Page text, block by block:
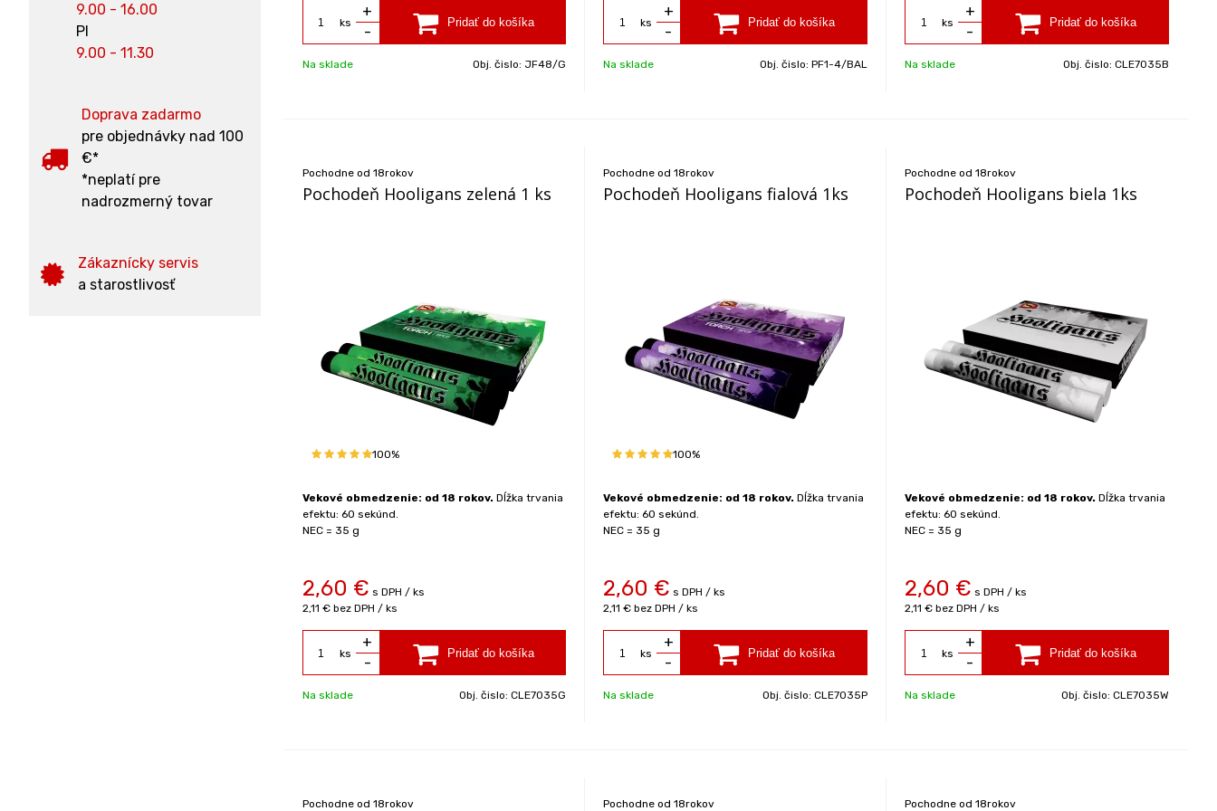
ks
+
-
Na sklade Obj. čislo: JF48/G
ks
+
-
Na sklade Obj. čislo:PF1-4/BAL
ks
+
-
Na sklade Obj. čislo: CLE7035B
Pochodne od 18rokov
Pochodeň Hooligans zelená 1 ks
100%
Vekové obmedzenie: od 18 rokov. Dĺžka trvania
efektu: 60 sekúnd.
NEC = 35 g
2,60 € s DPH / ks
2,11 € bez DPH / ks
ks
+
-
Na sklade Obj. čislo:CLE7035G
Pochodne od 18rokov
Pochodeň Hooligans fialová 1ks
100%
Vekové obmedzenie: od 18 rokov. Dĺžka trvania
efektu: 60 sekúnd.
NEC = 35 g
2,60 € s DPH / ks
2,11 € bez DPH / ks
ks
+
-
Na sklade Obj. čislo:CLE7035P
Pochodne od 18rokov
Pochodeň Hooligans biela 1ks
Vekové obmedzenie: od 18 rokov. Dĺžka trvania
efektu: 60 sekúnd.
NEC = 35 g
2,60 € s DPH / ks
2,11 € bez DPH / ks
ks
+
-
Na sklade Obj. čislo: CLE7035W
Pochodne od 18rokov Pochodne od 18rokov Pochodne od 18rokov
9.00 - 16.00
PI
9.00 - 11.30
Doprava zadarmo
pre objednávky nad 100
€*
*neplatí pre
nadrozmerný tovar
Zákaznícky servis
a starostlivosť